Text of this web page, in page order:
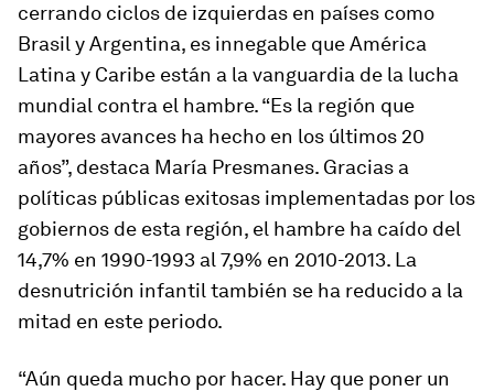
cerrando ciclos de izquierdas en países como
Brasil y Argentina, es innegable que América
Latina y Caribe están a la vanguardia de la lucha
mundial contra el hambre. “Es la región que
mayores avances ha hecho en los últimos 20
años”, destaca María Presmanes. Gracias a
políticas públicas exitosas implementadas por los
gobiernos de esta región, el hambre ha caído del
14,7% en 1990-1993 al 7,9% en 2010-2013. La
desnutrición infantil también se ha reducido a la
mitad en este periodo.
“Aún queda mucho por hacer. Hay que poner un